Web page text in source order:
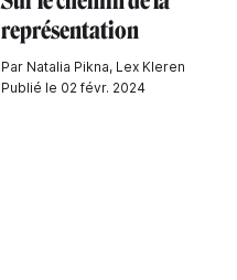
représentation
Par Natalia Pikna, Lex Kleren
Publié le 02 févr. 2024